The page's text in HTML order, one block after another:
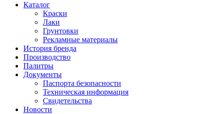
Каталог
Краски
Лаки
Грунтовки
Рекламные материалы
История бренда
Производство
Палитры
Документы
Паспорта безопасности
Техническая информация
Свидетельства
Новости